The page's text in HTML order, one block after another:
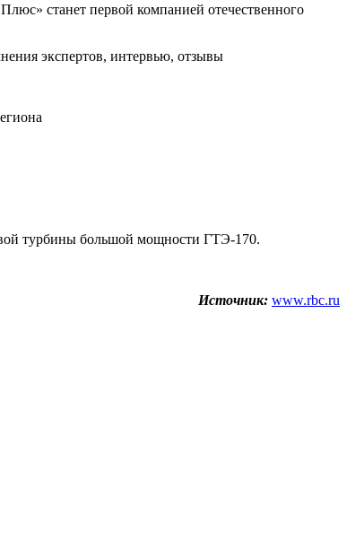
станет первой компанией отечественного
экспертов, интервью, отзывы
турбины большой мощности ГТЭ-170.
Источник: www.rbc.ru